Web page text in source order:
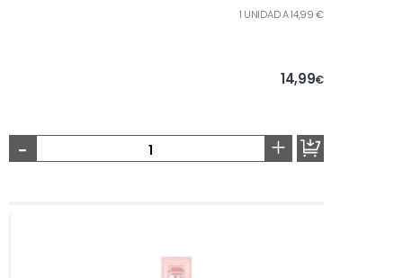
1 UNIDAD A 14,99 €
14,99€
- +